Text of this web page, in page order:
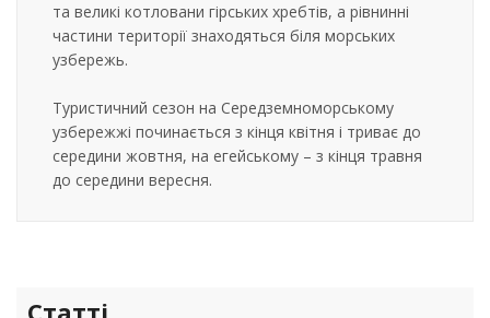
та великі котловани гірських хребтів, а рівнинні
частини території знаходяться біля морських
узбережь.
Туристичний сезон на Середземноморському
узбережжі починається з кінця квітня і триває до
середини жовтня, на егейському – з кінця травня
до середини вересня.